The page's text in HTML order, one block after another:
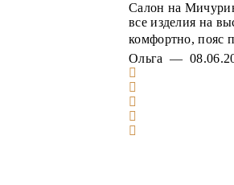
Салон на
все изделия на
комфортно, пояс
Ольга —